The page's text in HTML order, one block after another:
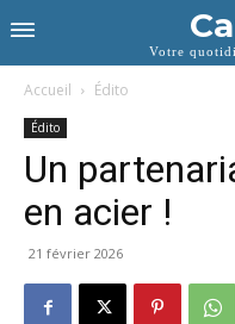
Votre
Accueil Édito
Édito
Un
en acier !
21 février 2026